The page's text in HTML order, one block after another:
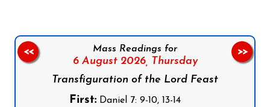
Mass Readings for
6 August 2026,
Thursday
Transfiguration of the Lord Feast
First:Daniel 7: 9-10, 13-14
<< >>